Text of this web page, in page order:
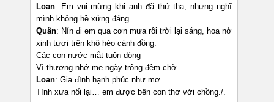
Loan: Em vui mừng khi anh đã thứ tha, nhưng nghĩ
mình không hề xứng đáng.
Quân: Nín đi em qua cơn mưa rồi trời lại sáng, hoa nở
xinh tươi trên khô héo cánh đồng.
Các con nước mắt tuôn dòng
Vì thương nhớ mẹ ngày trông đêm chờ…
Loan: Gia đình hạnh phúc như mơ
Tình xưa nối lại… em được bên con thơ với chồng./.